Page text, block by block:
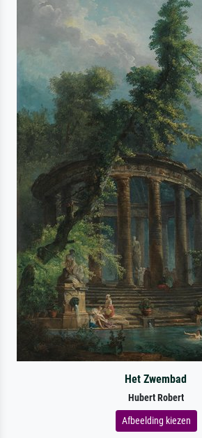
Het Zwembad
Hubert Robert
Afbeelding kiezen